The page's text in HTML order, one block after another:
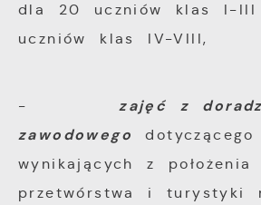
dla 20 uczniów klas I-
uczniów klas IV-VIII,
-zajęć z
zawodowego
dotyczącego
wynikających z
przetwórstwa i turystyki